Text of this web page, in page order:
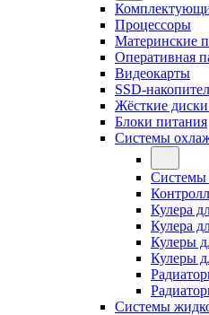
Процессоры
Материнские
Оперативная
Видеокарты
SSD-
Жёсткие
Блоки питания
Системы
Системы
Кулера
Кулера
Кулеры
Кулеры
Системы